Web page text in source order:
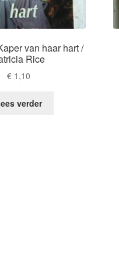
van haar hart /
Rice
€1,10
verder